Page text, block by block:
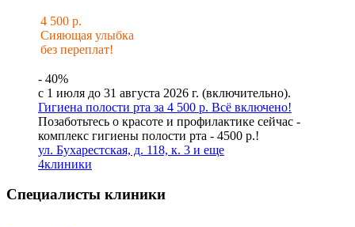
4 500 р.
Сияющая улыбка
без переплат!
- 40%
с 1 июля до 31 августа 2026 г. (включительно).
Гигиена полости рта за 4 500 р. Всё включено!
Позаботьтесь о красоте и профилактике сейчас -
комплекс гигиены полости рта - 4500 р.!
ул. Бухарестская, д. 118, к. 3 и еще
4клиники
Специалисты клиники